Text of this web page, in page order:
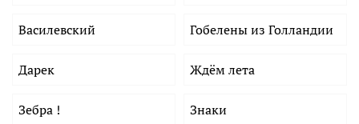
Василевский Гобелены из Голландии
Дарек Ждём лета
Зебра ! Знаки